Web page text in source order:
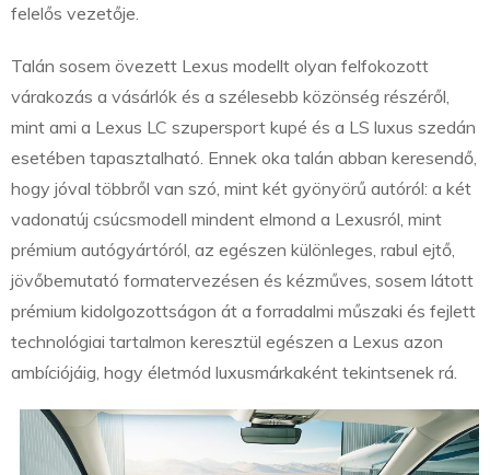
felelős vezetője.
Talán sosem övezett Lexus modellt olyan felfokozott
várakozás a vásárlók és a szélesebb közönség részéről,
mint ami a Lexus LC szupersport kupé és a LS luxus szedán
esetében tapasztalható. Ennek oka talán abban keresendő,
hogy jóval többről van szó, mint két gyönyörű autóról: a két
vadonatúj csúcsmodell mindent elmond a Lexusról, mint
prémium autógyártóról, az egészen különleges, rabul ejtő,
jövőbemutató formatervezésen és kézműves, sosem látott
prémium kidolgozottságon át a forradalmi műszaki és fejlett
technológiai tartalmon keresztül egészen a Lexus azon
ambíciójáig, hogy életmód luxusmárkaként tekintsenek rá.